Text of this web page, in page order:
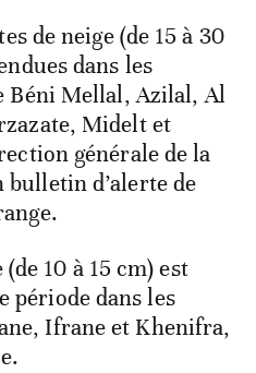
de neige (de 15 à 30
dans les
Béni Mellal, Azilal, Al
Midelt et
générale de la
d’alerte de
10 à 15 cm) est
période dans les
Ifrane et Khenifra,